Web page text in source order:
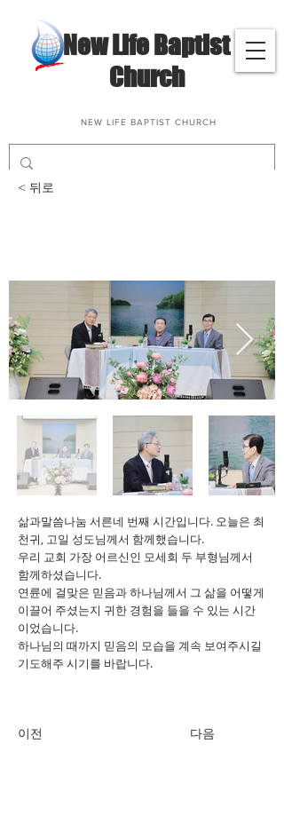
​New Life Baptist
Church
NEW LIFE BAPTIST CHURCH
< 뒤로
삶과말씀나눔 서른네 번째 시간입니다. 오늘은 최
천귀, 고일 성도님께서 함께했습니다.
우리 교회 가장 어르신인 모세회 두 부형님께서
함께하셨습니다.
연륜에 걸맞은 믿음과 하나님께서 그 삶을 어떻게
이끌어 주셨는지 귀한 경험을 들을 수 있는 시간
이었습니다.
하나님의 때까지 믿음의 모습을 계속 보여주시길
기도해주 시기를 바랍니다.
이전 다음